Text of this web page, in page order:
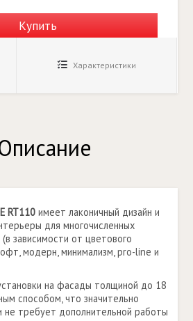
Купить
Характеристики
RT110 имеет лаконичный дизайн и
для многочисленных
зависимости от цветового
модерн, минимализм, pro-line и
на фасады толщиной до 18
способом, что значительно
не требует дополнительной работы